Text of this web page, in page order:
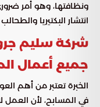
ونظافتها، وهو أمر
انتشار البكتيريا
شركة سليم
جميع أعمال
الخبرة تعتبر من أهم
في المسابح، لأن